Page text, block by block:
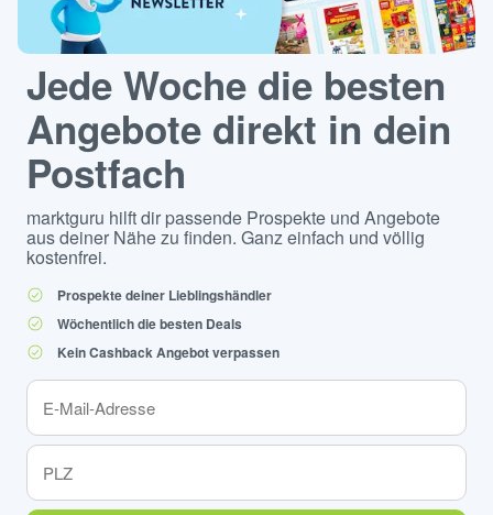
Jede Woche die besten
Angebote direkt in dein
Postfach
marktguru hilft dir passende Prospekte und Angebote
aus deiner Nähe zu finden. Ganz einfach und völlig
kostenfrei.
Prospekte deiner Lieblingshändler
Wöchentlich die besten Deals
Kein Cashback Angebot verpassen